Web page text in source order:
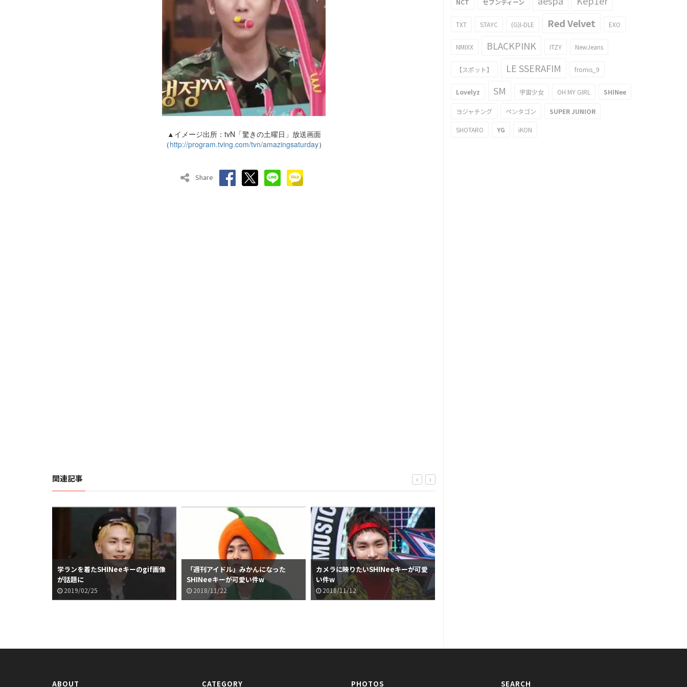
▲イメージ出所：tvN「驚きの土曜日」放送画面
（http://program.tving.com/tvn/amazingsaturday）
Share
関連記事
学ランを着たSHINeeキーのgif画像
が話題に
2019/02/25
「週刊アイドル」みかんになった
SHINeeキーが可愛い件w
2018/11/22
カメラに映りたいSHINeeキーが可愛
い件w
2018/11/12
NCT セブンティーン
TXT STAYC (G)I-DLE Red Velvet EXO
NMIXX BLACKPINK ITZY NewJeans
【スポット】 LE SSERAFIM fromis_9
Lovelyz SM 宇宙少女 OH MY GIRL SHINee
ヨジャチング ペンタゴン SUPER JUNIOR
SHOTARO YG iKON
ABOUT CATEGORY PHOTOS SEARCH